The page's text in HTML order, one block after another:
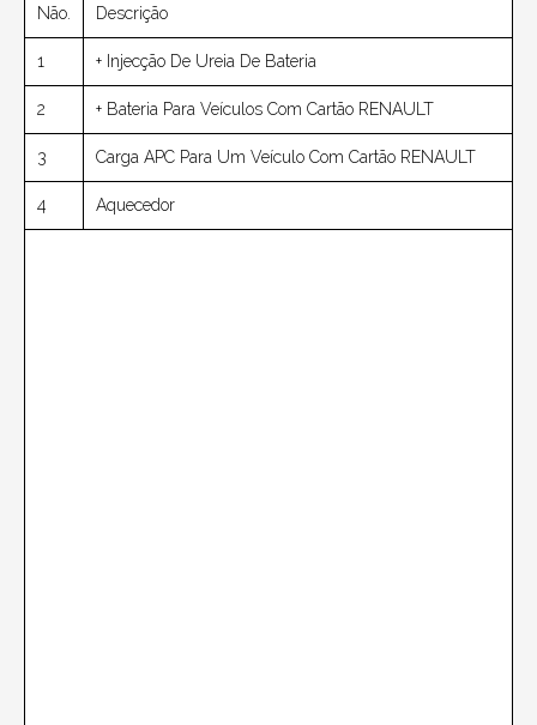
Não. Descrição
1 + Injecção De Ureia De Bateria
2 + Bateria Para Veículos Com Cartão RENAULT
3 Carga APC Para Um Veículo Com Cartão RENAULT
4 Aquecedor